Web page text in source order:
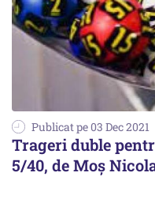
Publicat pe 03 Dec 2021
Trageri duble
5/40, de Moş